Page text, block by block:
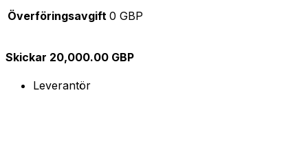
Överföringsavgift 0 GBP
Skickar 20,000.00 GBP
Leverantör